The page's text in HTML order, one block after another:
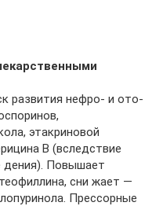
развития нефро- и ото-
этакриновой
В (вследствие
дения). Повышает
сни­ жает —
Прессорные